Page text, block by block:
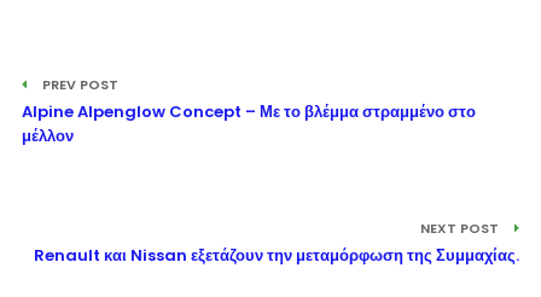
PREV POST
Alpine Alpenglow Concept – Με το βλέμμα στραμμένο στο
μέλλον
NEXT POST
Renault και Nissan εξετάζουν την μεταμόρφωση της Συμμαχίας.